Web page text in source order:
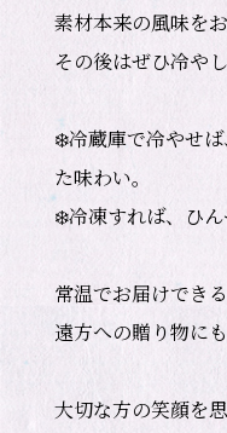
素材本来の風味を
その後はぜひ冷や
❄️冷蔵庫で冷やせ
た味わい。
❄️冷凍すれば、ひん
常温でお届けできる
遠方への贈り物に
大切な方の笑顔を